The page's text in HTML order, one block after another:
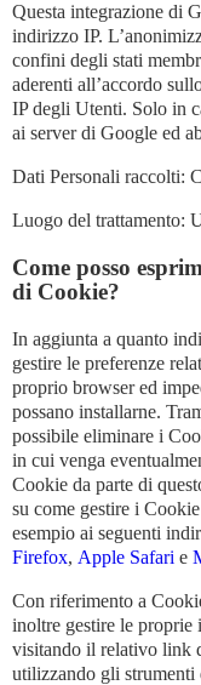
Questa integrazione di
indirizzo IP.
confini degli stati
aderenti all’accordo
IP degli Utenti. Solo in
ai server di Google ed
Dati Personali raccolti:
Luogo del trattamento:
Come posso
di Cookie?
In aggiunta a quanto
gestire le preferenze
proprio browser ed
possano installarne.
possibile eliminare i
in cui venga
Cookie da parte di
su come gestire i
esempio ai seguenti
Firefox, Apple Safari e
Con riferimento a
inoltre gestire le proprie
visitando il relativo link
utilizzando gli strumenti